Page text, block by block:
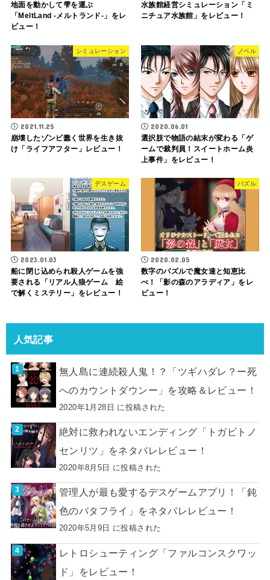
地面を動かして雫を運ぶ
「MeltLand -メルトランド-」をレ
ビュー！
水族館経営シミュレーション「ミ
ニチュア水族館」をレビュー！
シミュレーション
2021.11.25
崩壊したゾンビ蠢く世界を生き抜
け「ライフアフター」レビュー！
ノベル
2020.06.01
選択肢で物語の結末が変わる「ゲ
ームで裁判員！スイートホーム炎
上事件」をレビュー！
デスゲーム
2023.01.03
船に閉じ込められ殺人ゲームを強
要される「リアル人狼ゲーム 絵
で解くミステリー」をレビュー！
パズル
2020.02.05
数字のパズルで魔女達と知恵比
べ！「影の森のアラディア」をレ
ビュー！
人気記事
無人島に連続殺人鬼！？「ツギハダレ？ー死
へのカウントダウンー」を攻略＆レビュー！
2020年1月28日 に投稿された
絶対に救われないエンディング「トガビトノ
センリツ」をネタバレレビュー！
2020年8月5日 に投稿された
管理人が最も愛するデスゲームアプリ！「鈍
色のバタフライ」をネタバレレビュー！
2020年5月9日 に投稿された
レトロシューティング「ファルコンスクワッ
ド」をレビュー！